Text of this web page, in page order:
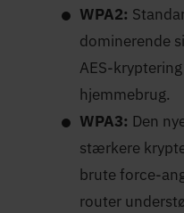
WPA2:
dominerende
AES-
hjemmebrug.
WPA3: Den
stærkere
brute force-
router